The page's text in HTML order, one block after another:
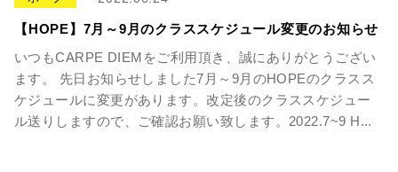
【HOPE】7月～9月のクラススケジュール変更のお知らせ
いつもCARPE DIEMをご利用頂き、誠にありがとうござい
ます。 先日お知らせしました7月～9月のHOPEのクラスス
ケジュールに変更があります。改定後のクラススケジュー
ル送りしますので、ご確認お願い致します。2022.7~9 H...